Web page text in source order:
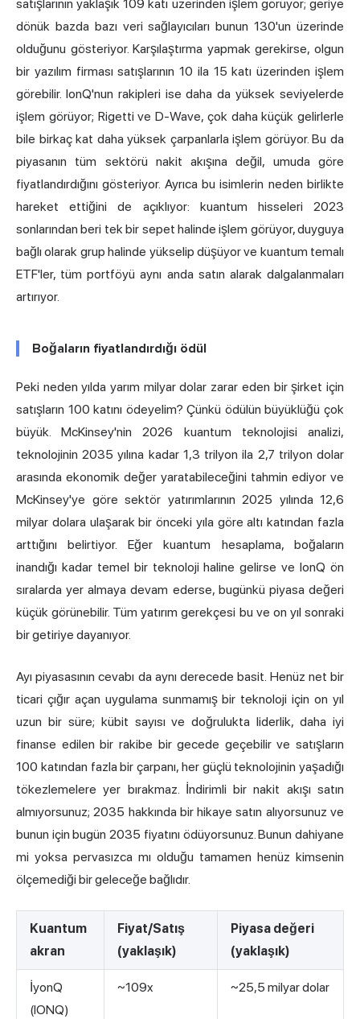
satışlarının yaklaşık 109 katı üzerinden işlem görüyor; geriye
dönük bazda bazı veri sağlayıcıları bunun 130'un üzerinde
olduğunu gösteriyor. Karşılaştırma yapmak gerekirse, olgun
bir yazılım firması satışlarının 10 ila 15 katı üzerinden işlem
görebilir. IonQ'nun rakipleri ise daha da yüksek seviyelerde
işlem görüyor; Rigetti ve D-Wave, çok daha küçük gelirlerle
bile birkaç kat daha yüksek çarpanlarla işlem görüyor. Bu da
piyasanın tüm sektörü nakit akışına değil, umuda göre
fiyatlandırdığını gösteriyor. Ayrıca bu isimlerin neden birlikte
hareket ettiğini de açıklıyor: kuantum hisseleri 2023
sonlarından beri tek bir sepet halinde işlem görüyor, duyguya
bağlı olarak grup halinde yükselip düşüyor ve kuantum temalı
ETF'ler, tüm portföyü aynı anda satın alarak dalgalanmaları
artırıyor.
Boğaların fiyatlandırdığı ödül
Peki neden yılda yarım milyar dolar zarar eden bir şirket için
satışların 100 katını ödeyelim? Çünkü ödülün büyüklüğü çok
büyük. McKinsey'nin 2026 kuantum teknolojisi analizi,
teknolojinin 2035 yılına kadar 1,3 trilyon ila 2,7 trilyon dolar
arasında ekonomik değer yaratabileceğini tahmin ediyor ve
McKinsey'ye göre sektör yatırımlarının 2025 yılında 12,6
milyar dolara ulaşarak bir önceki yıla göre altı katından fazla
arttığını belirtiyor. Eğer kuantum hesaplama, boğaların
inandığı kadar temel bir teknoloji haline gelirse ve IonQ ön
sıralarda yer almaya devam ederse, bugünkü piyasa değeri
küçük görünebilir. Tüm yatırım gerekçesi bu ve on yıl sonraki
bir getiriye dayanıyor.
Ayı piyasasının cevabı da aynı derecede basit. Henüz net bir
ticari çığır açan uygulama sunmamış bir teknoloji için on yıl
uzun bir süre; kübit sayısı ve doğrulukta liderlik, daha iyi
finanse edilen bir rakibe bir gecede geçebilir ve satışların
100 katından fazla bir çarpanı, her güçlü teknolojinin yaşadığı
tökezlemelere yer bırakmaz. İndirimli bir nakit akışı satın
almıyorsunuz; 2035 hakkında bir hikaye satın alıyorsunuz ve
bunun için bugün 2035 fiyatını ödüyorsunuz. Bunun dahiyane
mi yoksa pervasızca mı olduğu tamamen henüz kimsenin
ölçemediği bir geleceğe bağlıdır.
Kuantum
akran
Fiyat/Satış
(yaklaşık)
Piyasa değeri
(yaklaşık)
İyonQ
(IONQ)
~109x ~25,5 milyar dolar